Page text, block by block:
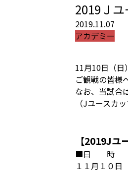
2019Ｊ
2019.11.07
アカデミー
11月10日（日
ご観戦の皆様
なお、当試合
（Jユースカ
【2019Jユ
■日 時
１１月１０日